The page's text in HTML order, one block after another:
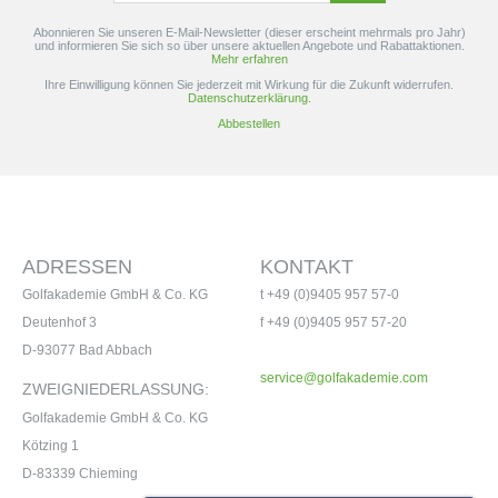
Abonnieren Sie unseren E-Mail-Newsletter (dieser erscheint mehrmals pro Jahr)
und informieren Sie sich so über unsere aktuellen Angebote und Rabattaktionen.
Mehr erfahren
Ihre Einwilligung können Sie jederzeit mit Wirkung für die Zukunft widerrufen.
Datenschutzerklärung.
Abbestellen
KONTAKT
t +49 (0)9405 957 57-0
f +49 (0)9405 957 57-20
service@golfakademie.com
ADRESSEN
Golfakademie GmbH & Co. KG
Deutenhof 3
D-93077 Bad Abbach
ZWEIGNIEDERLASSUNG:
Golfakademie GmbH & Co. KG
Kötzing 1
D-83339 Chieming